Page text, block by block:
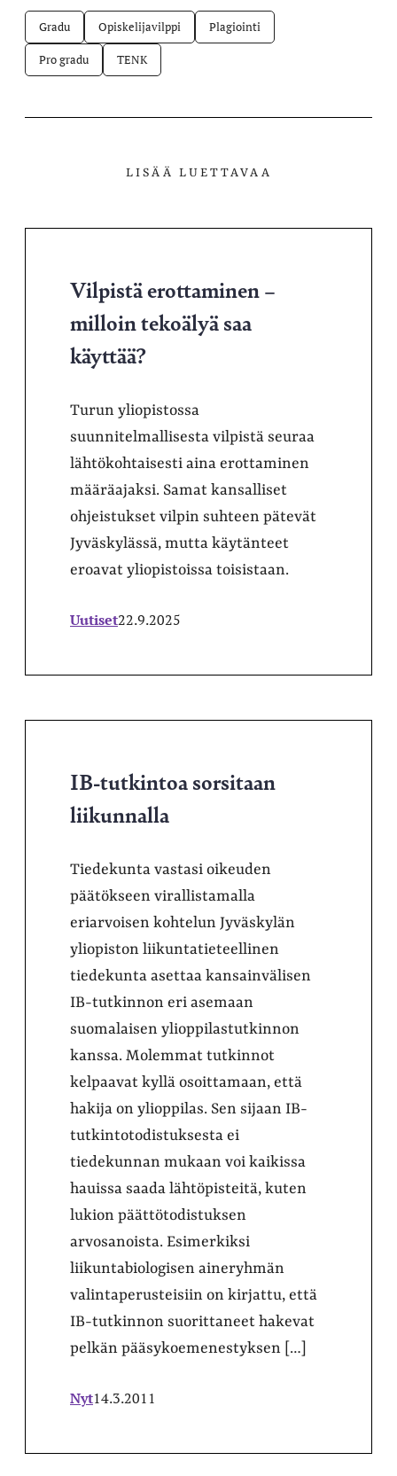
Gradu Opiskelijavilppi Plagiointi
Pro gradu TENK
LISÄÄ LUETTAVAA
Vilpistä erottaminen –
milloin tekoälyä saa
käyttää?
Turun yliopistossa
suunnitelmallisesta vilpistä seuraa
lähtökohtaisesti aina erottaminen
määräajaksi. Samat kansalliset
ohjeistukset vilpin suhteen pätevät
Jyväskylässä, mutta käytänteet
eroavat yliopistoissa toisistaan.
Uutiset22.9.2025
IB-tutkintoa sorsitaan
liikunnalla
Tiedekunta vastasi oikeuden
päätökseen virallistamalla
eriarvoisen kohtelun Jyväskylän
yliopiston liikuntatieteellinen
tiedekunta asettaa kansainvälisen
IB-tutkinnon eri asemaan
suomalaisen ylioppilastutkinnon
kanssa. Molemmat tutkinnot
kelpaavat kyllä osoittamaan, että
hakija on ylioppilas. Sen sijaan IB-
tutkintotodistuksesta ei
tiedekunnan mukaan voi kaikissa
hauissa saada lähtöpisteitä, kuten
lukion päättötodistuksen
arvosanoista. Esimerkiksi
liikuntabiologisen aineryhmän
valintaperusteisiin on kirjattu, että
IB-tutkinnon suorittaneet hakevat
pelkän pääsykoemenestyksen […]
Nyt14.3.2011